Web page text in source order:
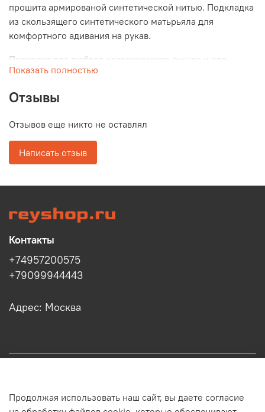
прошита армированой синтетической нитью. Подкладка
из скользящего синтетического матьрьяла для
комфортного адивания на рукав.
Подходит для любого классического рукава и для
рукавов с прогибом.
Показать полностью
Отзывы
Отзывов еще никто не оставлял
Написать отзыв
Клиенту
Контакты
+74957200575
+79099944443
Адрес: Москва
Продолжая использовать наш сайт, вы даете согласие